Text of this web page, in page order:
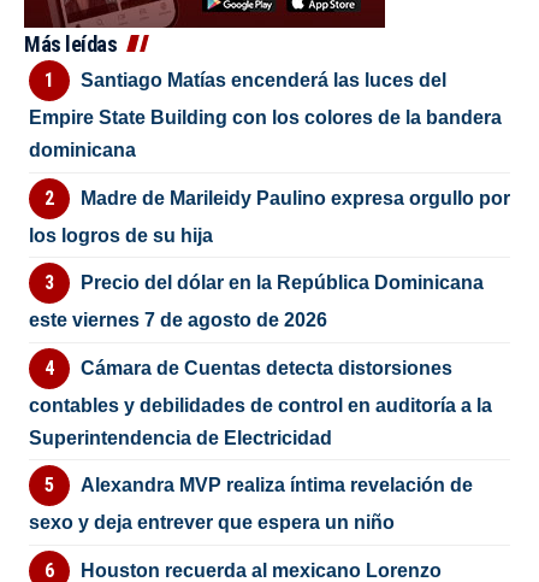
Más leídas
Santiago Matías encenderá las luces del
Empire State Building con los colores de la bandera
dominicana
Madre de Marileidy Paulino expresa orgullo por
los logros de su hija
Precio del dólar en la República Dominicana
este viernes 7 de agosto de 2026
Cámara de Cuentas detecta distorsiones
contables y debilidades de control en auditoría a la
Superintendencia de Electricidad
Alexandra MVP realiza íntima revelación de
sexo y deja entrever que espera un niño
Houston recuerda al mexicano Lorenzo